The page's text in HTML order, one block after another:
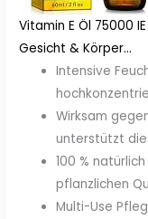
Vitamin E Öl 75000
Gesicht & Körper...
Intensive
Wirksam
unterstützt
100 %
pflanzlichen
Multi-Use